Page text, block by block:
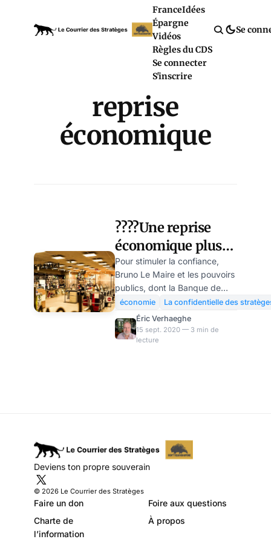
FranceIdées
Épargne
Vidéos
Règles du CDS
Se connecter
S'inscrire
Se
reprise
économique
????Une reprise
économique plus
forte que prévue ?
les vrais chiffres
sont ici
Pour stimuler la confiance,
Bruno Le Maire et les pouvoirs
publics, dont la Banque de
France, annoncent une reprise
économique à l’automne plus
forte que prévue. La réalité
des chiffres ne doit pourtant
de la production
manufacturière, très loin des
cimes suggérées par Bercy ou
par les pouvoi
économie
La confidentielle des
Éric Verhaeghe
15 sept. 2020 — 3 min de
lecture
Deviens ton propre souverain
© 2026 Le Courrier des Stratèges
Faire un don
Foire aux questions
Charte de
l’information
À propos